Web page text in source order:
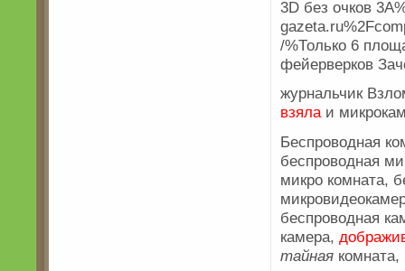
3D без очков
/%Только 6
фейерверков
журнальчик
взялаи
Беспроводная
беспроводная
микро комната,
беспроводная
камера,
тайная комната,